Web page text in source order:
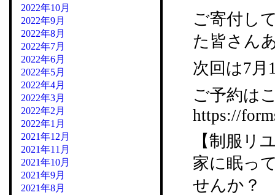
ご寄付し
た皆さん
次回は7月
ご予約は
https://
【制服リ
家に眠っ
せんか？
2022年10月
2022年9月
2022年8月
2022年7月
2022年6月
2022年5月
2022年4月
2022年3月
2022年2月
2022年1月
2021年12月
2021年11月
2021年10月
2021年9月
2021年8月